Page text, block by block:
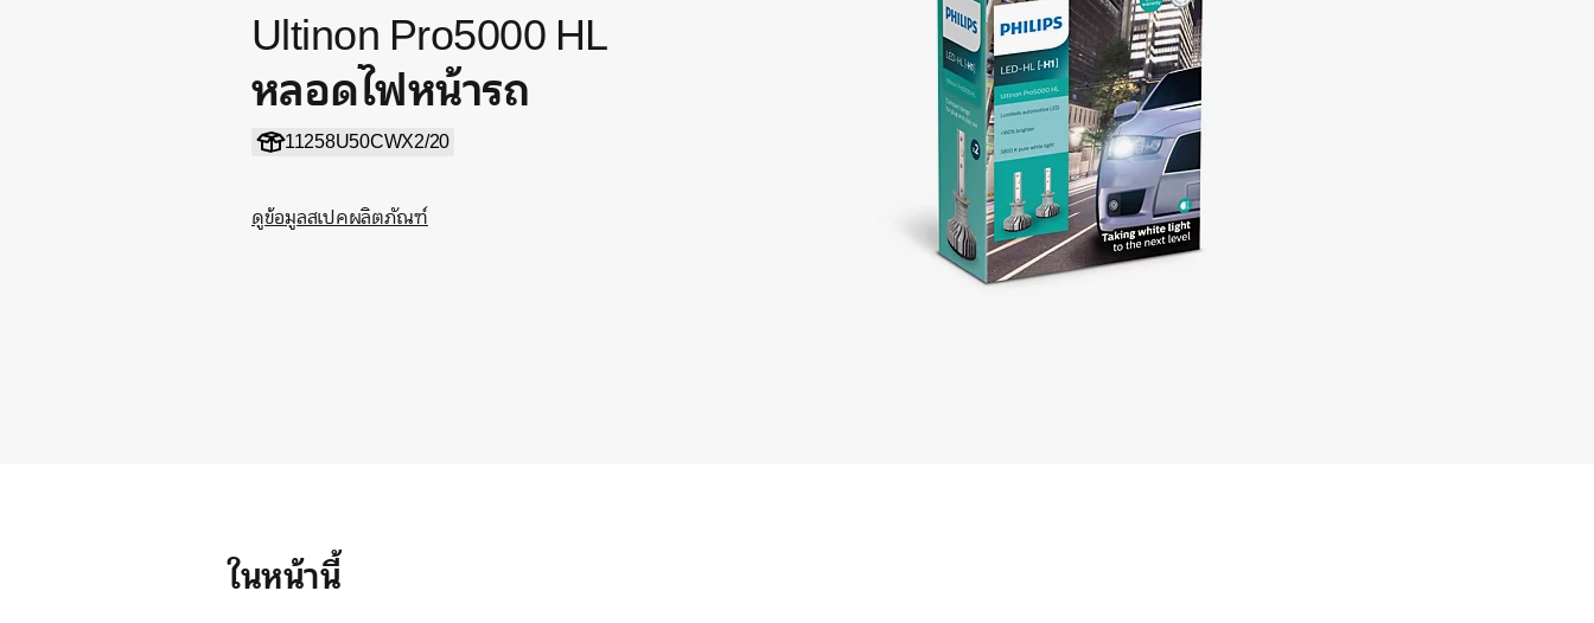
Ultinon Pro5000 HL
หลอดไฟหน้ารถ
11258U50CWX2/20
ดูข้อมูลสเปคผลิตภัณฑ์
ในหน้านี้